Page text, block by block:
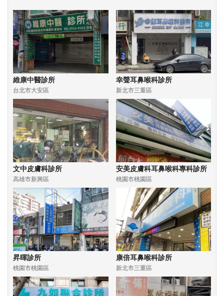
維康中醫診所
台北市大安區
幸聲耳鼻喉科診所
新北市三重區
文中皮膚科診所
高雄市新興區
安美皮膚科耳鼻喉科專科診所
桃園市桃園區
昇暉診所
桃園市桃園區
康倍耳鼻喉科診所
新北市三重區